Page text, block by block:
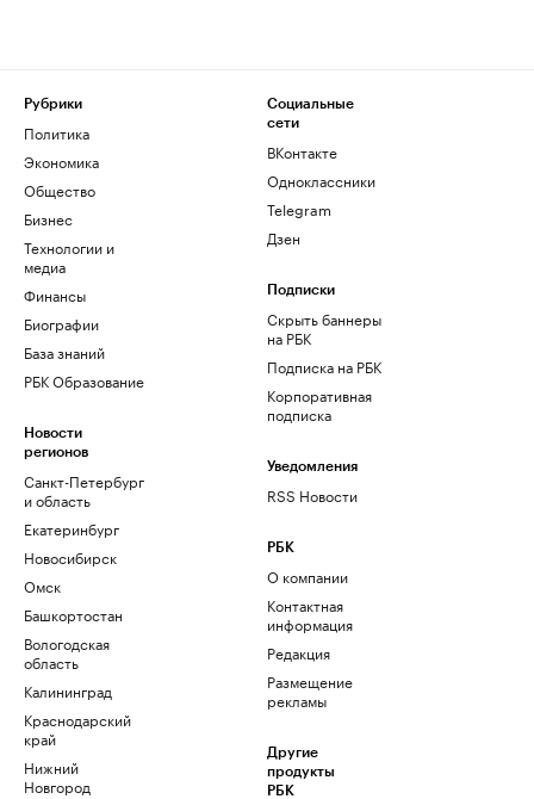
Рубрики
Политика
Экономика
Общество
Бизнес
Технологии и
медиа
Финансы
Биографии
База знаний
РБК Образование
Новости
регионов
Санкт-Петербург
и область
Екатеринбург
Новосибирск
Омск
Башкортостан
Вологодская
область
Калининград
Краснодарский
край
Нижний
Новгород
Социальные
сети
ВКонтакте
Одноклассники
Telegram
Дзен
Подписки
Скрыть баннеры
на РБК
Подписка на РБК
Корпоративная
подписка
Уведомления
RSS Новости
РБК
О компании
Контактная
информация
Редакция
Размещение
рекламы
Другие
продукты
РБК